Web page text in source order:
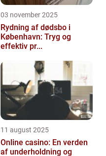
03 november 2025
Rydning af dødsbo i
København: Tryg og
effektiv pr...
11 august 2025
Online casino: En verden
af underholdning og